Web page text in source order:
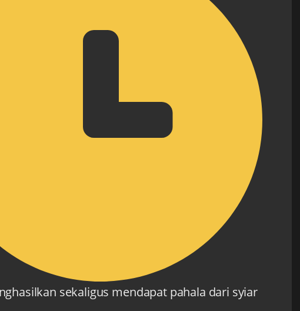
sekaligus mendapat pahala dari syiar